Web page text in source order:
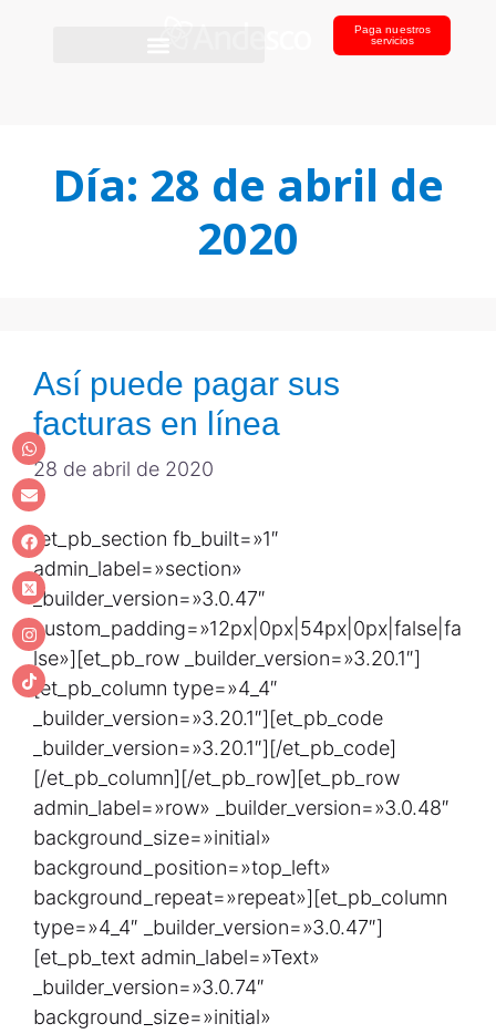
Paga nuestros
servicios
Día: 28 de abril de
2020
Así puede pagar sus
facturas en línea
28 de abril de 2020
[et_pb_section fb_built=»1″
admin_label=»section»
_builder_version=»3.0.47″
custom_padding=»12px|0px|54px|0px|false|fa
lse»][et_pb_row _builder_version=»3.20.1″]
[et_pb_column type=»4_4″
_builder_version=»3.20.1″][et_pb_code
_builder_version=»3.20.1″][/et_pb_code]
[/et_pb_column][/et_pb_row][et_pb_row
admin_label=»row» _builder_version=»3.0.48″
background_size=»initial»
background_position=»top_left»
background_repeat=»repeat»][et_pb_column
type=»4_4″ _builder_version=»3.0.47″]
[et_pb_text admin_label=»Text»
_builder_version=»3.0.74″
background_size=»initial»